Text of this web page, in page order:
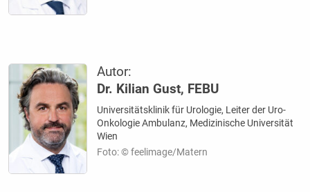
Autor:
Dr. Kilian Gust, FEBU
Universitätsklinik für Urologie, Leiter der Uro-
Onkologie Ambulanz, Medizinische Universität
Wien
Foto: © feelimage/Matern